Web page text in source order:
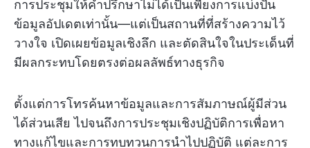
การประชุมให้คำปรึกษาไม่ได้เป็นเพียงการแบ่งปัน
ข้อมูลอัปเดตเท่านั้น—แต่เป็นสถานที่ที่สร้างความไว้
วางใจ เปิดเผยข้อมูลเชิงลึก และตัดสินใจในประเด็นที่
มีผลกระทบโดยตรงต่อผลลัพธ์ทางธุรกิจ
ตั้งแต่การโทรค้นหาข้อมูลและการสัมภาษณ์ผู้มีส่วน
ได้ส่วนเสีย ไปจนถึงการประชุมเชิงปฏิบัติการเพื่อหา
ทางแก้ไขและการทบทวนการนำไปปฏิบัติ แต่ละการ